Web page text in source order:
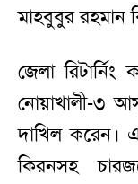
মাহবুবুর রহমান
জেলা রিটার্নিং
নোয়াখালী-৩
দাখিল করেন।
কিরনসহ